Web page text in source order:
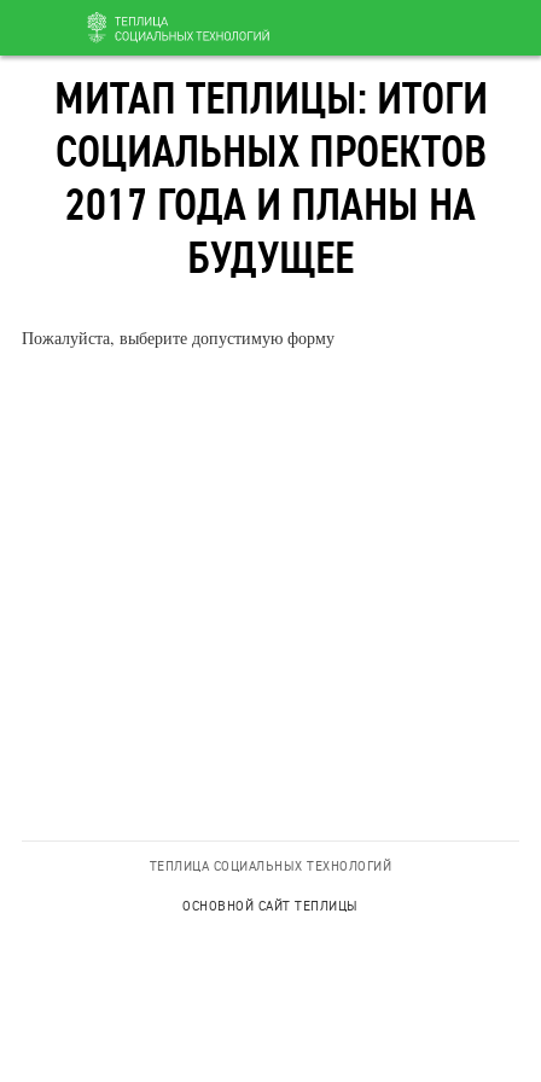
МИТАП ТЕПЛИЦЫ: ИТОГИ
СОЦИАЛЬНЫХ ПРОЕКТОВ
2017 ГОДА И ПЛАНЫ НА
БУДУЩЕЕ
Пожалуйста, выберите допустимую форму
ТЕПЛИЦА СОЦИАЛЬНЫХ ТЕХНОЛОГИЙ
ОСНОВНОЙ САЙТ ТЕПЛИЦЫ